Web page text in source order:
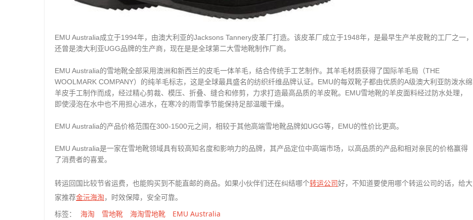
EMU Australia成立于1994年，由澳大利亚的Jacksons Tannery皮革厂打造。该皮革厂成立于1948年，是最早生产羊皮靴的工厂之一，
还曾是澳大利亚UGG品牌的生产商，现在是是全球第二大雪地靴制作厂商。
EMU Australia的雪地靴全部采用澳洲和新西兰的皮毛一体羊毛，结合传统手工艺制作。其羊毛材质获得了国际羊毛局（THE
WOOLMARK COMPANY）的纯羊毛标志，这是全球最具盛名的纺织纤维品牌认证。EMU的每双靴子都由优质的A级澳大利亚防泼水绵
羊皮手工制作而成，经过精心剪裁、模压、折叠、缝合和修剪，力求打造最高品质的羊皮靴。EMU雪地靴的羊皮面料经过防水处理，
即使浸泡在水中也不用担心进水，在寒冷的雨雪季节能保持足部温暖干燥。
EMU Australia的产品价格范围在300-1500元之间，相较于其他高端雪地靴品牌如UGG等，EMU的性价比更高。
EMU Australia是一家在雪地靴领域具有较高知名度和影响力的品牌，其产品定位中高端市场，以高品质的产品和相对亲民的价格赢得
了消费者的喜爱。
转运回国比较节省运费，也能购买到不能直邮的商品。如果小伙伴们还在纠结哪个转运公司好，不知道要使用哪个转运公司的话，给大
家推荐金沅海淘，时效保障，安全可靠。
标签： 海淘 雪地靴 海淘雪地靴 EMU Australia